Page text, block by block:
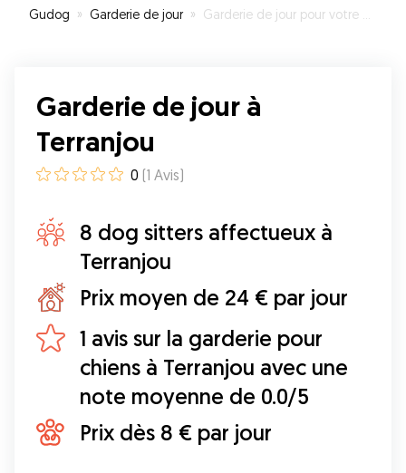
Gudog » Garderie de jour » Garderie de jour pour votre chien à Terranjou
Garderie de jour à
Terranjou
0 (1 Avis)
8 dog sitters affectueux à
Terranjou
Prix moyen de 24 € par jour
1 avis sur la garderie pour
chiens à Terranjou avec une
note moyenne de 0.0/5
Prix dès 8 € par jour